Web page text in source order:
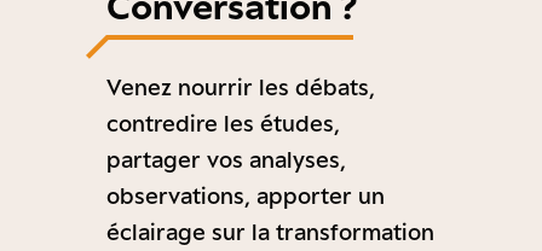
Venez nourrir les débats,
contredire les études,
partager vos analyses,
observations, apporter un
éclairage sur la transformation